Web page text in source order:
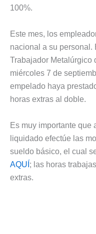
100%.
Este mes, los
nacional a su personal.
Trabajador Metalúrgico
miércoles 7 de
empelado haya
horas extras al doble.
Es muy importante que
liquidado efectúe las
sueldo básico, el cual
AQUÍ ; las horas
extras.